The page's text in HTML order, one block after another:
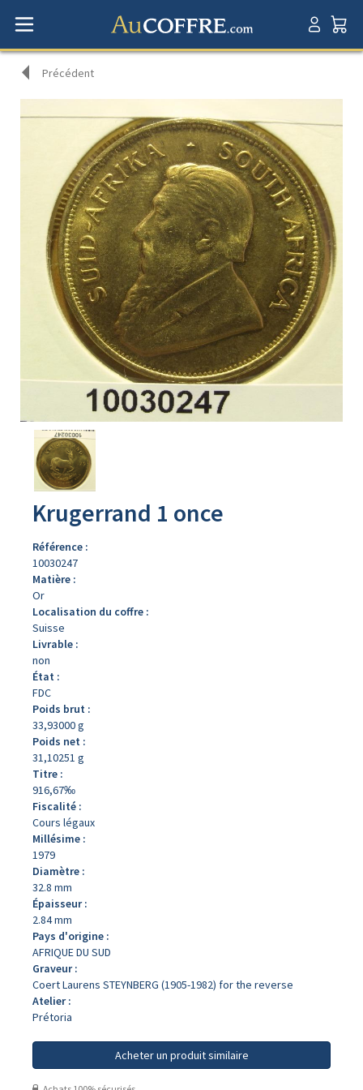
Précédent
Avers
produit
Krugerrand 1 once
Référence :
10030247
Matière :
Or
Localisation du coffre :
Suisse
Livrable :
non
État :
FDC
Poids brut :
33,93000 g
Poids net :
31,10251 g
Titre :
916,67‰
Fiscalité :
Cours légaux
Millésime :
1979
Diamètre :
32.8 mm
Épaisseur :
2.84 mm
Pays d'origine :
AFRIQUE DU SUD
Graveur :
Coert Laurens STEYNBERG (1905-1982) for the reverse
Atelier :
Prétoria
Acheter un produit similaire